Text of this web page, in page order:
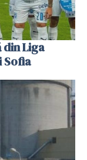
Liga
Sofia